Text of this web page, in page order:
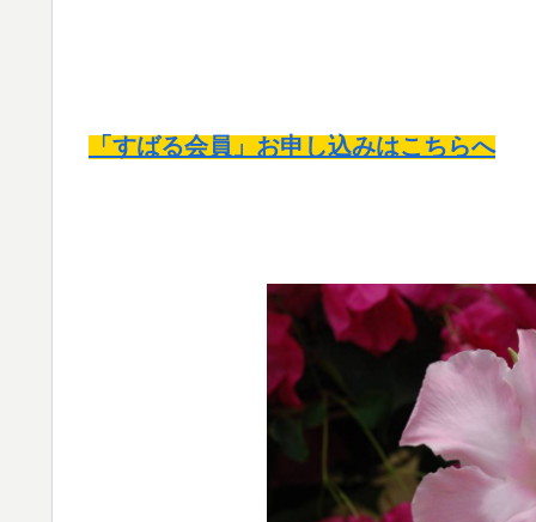
「すばる会員」お申し込みはこちらへ